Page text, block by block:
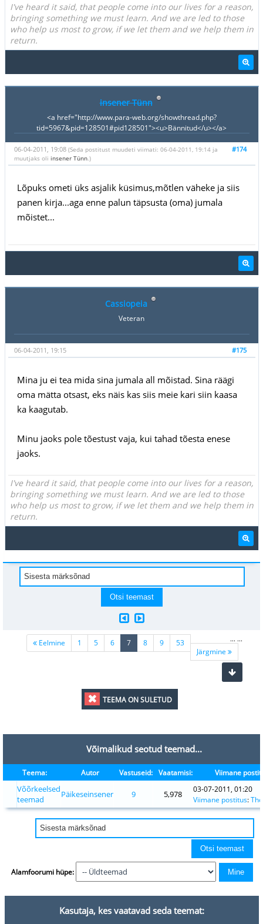
I've heard it said, that people come into our lives for a reason,
bringing something we must learn. And we are led to those
who help us most to grow, if we let them and we help them in
return.
insener Tünn
<a href="http://www.para-web.org/showthread.php?
tid=5967&pid=128501#pid128501"><u>Bännitud</u></a>
#174
06-04-2011, 19:08 (Seda postitust muudeti viimati: 06-04-2011, 19:14 ja
muutjaks oli insener Tünn.)
Lõpuks ometi üks asjalik küsimus,mõtlen väheke ja siis
panen kirja...aga enne palun täpsusta (oma) jumala
mõistet...
Cassiopeia
Veteran
#175
06-04-2011, 19:15
Mina ju ei tea mida sina jumala all mõistad. Sina räägi
oma mätta otsast, eks näis kas siis meie kari siin kaasa
ka kaagutab.
Minu jaoks pole tõestust vaja, kui tahad tõesta enese
jaoks.
I've heard it said, that people come into our lives for a reason,
bringing something we must learn. And we are led to those
who help us most to grow, if we let them and we help them in
return.
Eelmine 1 ...
5 6 7(current)
8 9 ...
53
Järgmine
TEEMA ON SULETUD
Võimalikud seotud teemad...
Teema: Autor Vastuseid: Vaatamisi: Viimane
Võõrkeelsed
teemad
Päikeseinsener 9 5,978
03-07-2011, 01:20
Viimane postitus:
Alamfoorumi hüpe:
Kasutaja, kes vaatavad seda teemat: